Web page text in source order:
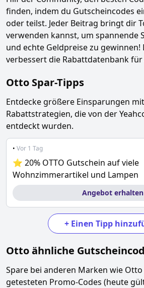
finden, indem du Gutscheincodes
oder teilst. Jeder Beitrag bringt dir
verwenden kannst, um spannende
und echte Geldpreise zu gewinnen!
verbessert die Rabattdatenbank für
Otto Spar-Tipps
Entdecke größere Einsparungen
Rabattstrategien, die von der
entdeckt wurden.
• Vor 1 Tag
⭐ 20% OTTO Gutschein auf viele
Wohnzimmerartikel und Lampen
Angebot erhalten
+ Einen Tipp
Ottoähnliche
Spare bei anderen Marken wie Otto
getesteten Promo-Codes (heute